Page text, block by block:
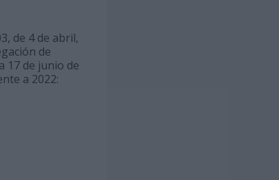
de 4 de abril,
de
17 de junio de
a 2022: